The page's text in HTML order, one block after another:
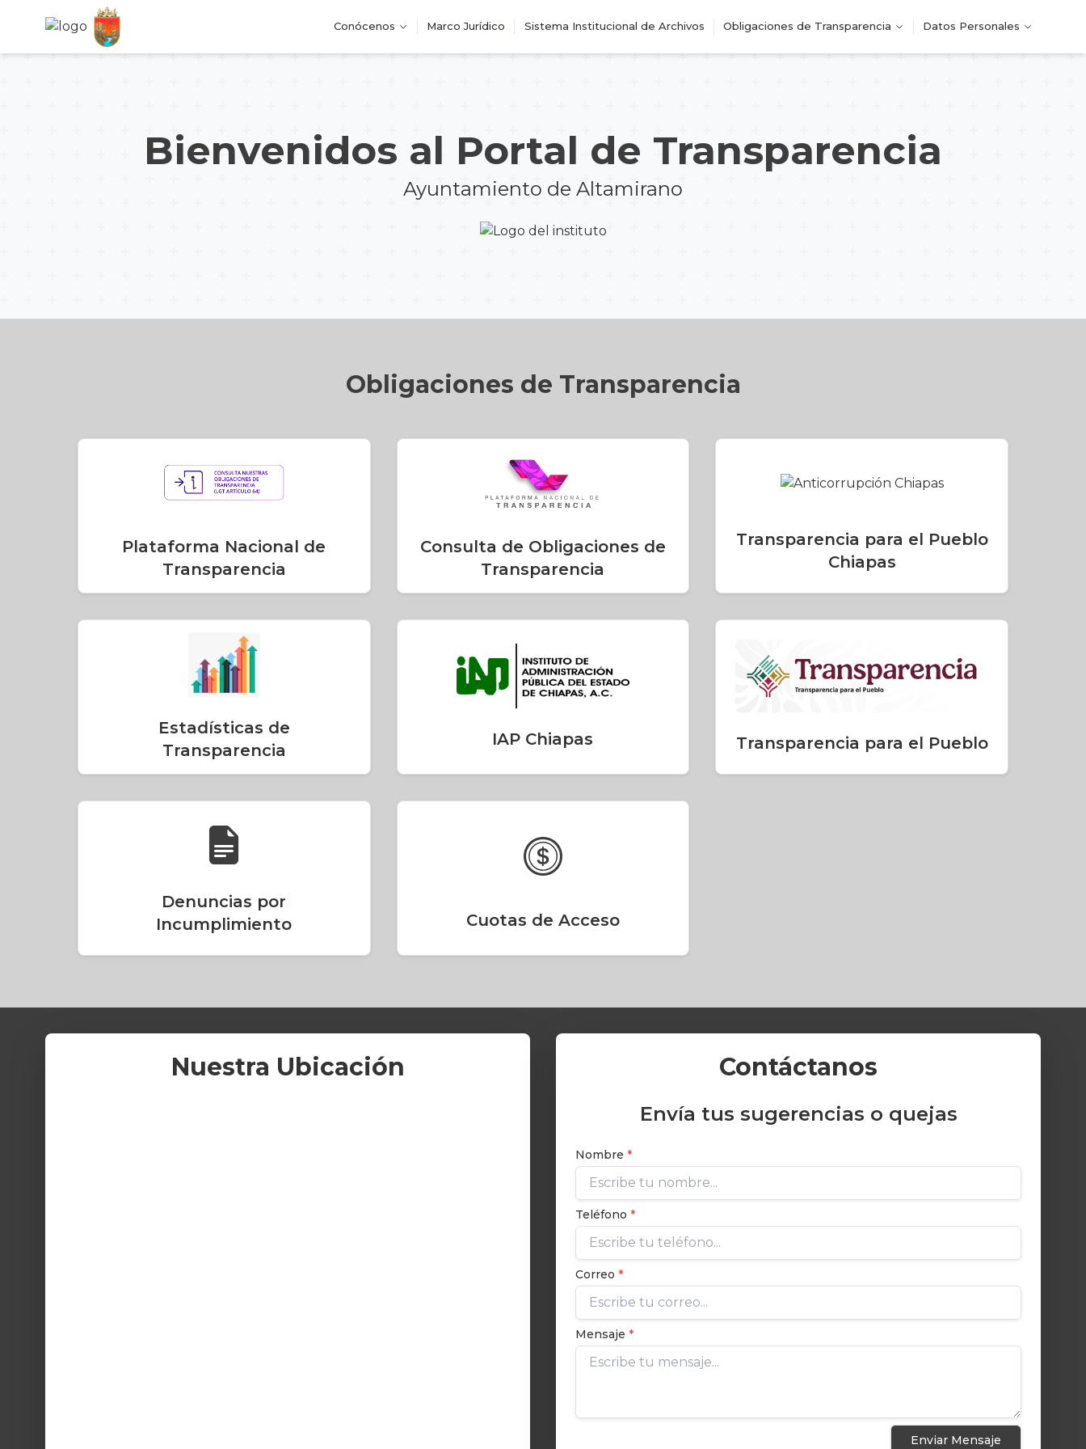
Conócenos Marco Jurídico Sistema Institucional de Archivos Obligaciones de Transparencia Datos Personales
Bienvenidos al Portal de Transparencia
Ayuntamiento de Altamirano
Obligaciones de Transparencia
Plataforma Nacional de
Transparencia
Consulta de Obligaciones de
Transparencia
Transparencia para el Pueblo
Chiapas
Estadísticas de
Transparencia
IAP Chiapas Transparencia para el Pueblo
Denuncias por
Incumplimiento
Cuotas de Acceso
Nuestra Ubicación Contáctanos
Envía tus sugerencias o quejas
Nombre *
Teléfono *
Correo *
Mensaje *
Enviar Mensaje